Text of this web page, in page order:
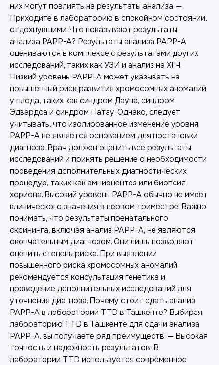
них могут повлиять на результаты анализа. —
Приходите в лабораторию в спокойном состоянии,
отдохнувшими. Что показывают результаты
анализа PAPP-A? Результаты анализа PAPP-A
оцениваются в комплексе с результатами других
исследований, таких как УЗИ и анализ на ХГЧ.
Низкий уровень PAPP-A может указывать на
повышенный риск развития хромосомных аномалий
у плода, таких как синдром Дауна, синдром
Эдвардса и синдром Патау. Однако, следует
учитывать, что изолированное изменение уровня
PAPP-A не является основанием для постановки
диагноза. Врач должен оценить все результаты
исследований и принять решение о необходимости
проведения дополнительных диагностических
процедур, таких как амниоцентез или биопсия
хориона. Высокий уровень PAPP-A обычно не имеет
клинического значения в первом триместре. Важно
понимать, что результаты пренатального
скрининга, включая анализ PAPP-A, не являются
окончательным диагнозом. Они лишь позволяют
оценить степень риска. При выявлении
повышенного риска хромосомных аномалий
рекомендуется консультация генетика и
проведение дополнительных исследований для
уточнения диагноза. Почему стоит сдать анализ
PAPP-A в лаборатории TTD в Ташкенте? Выбирая
лабораторию TTD в Ташкенте для сдачи анализа
PAPP-A, вы получаете ряд преимуществ: — Высокая
точность и надежность результатов: В
лаборатории TTD используется современное